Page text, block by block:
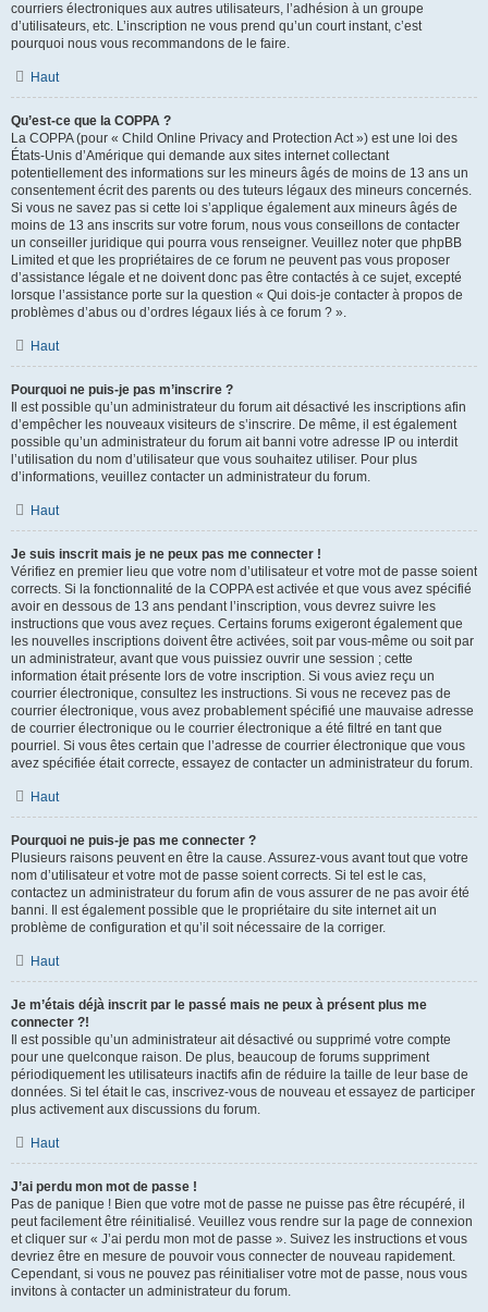
courriers électroniques aux autres utilisateurs, l’adhésion à un groupe
d’utilisateurs, etc. L’inscription ne vous prend qu’un court instant, c’est
pourquoi nous vous recommandons de le faire.
Haut
Qu’est-ce que la COPPA ?
La COPPA (pour « Child Online Privacy and Protection Act ») est une loi des
États-Unis d’Amérique qui demande aux sites internet collectant
potentiellement des informations sur les mineurs âgés de moins de 13 ans un
consentement écrit des parents ou des tuteurs légaux des mineurs concernés.
Si vous ne savez pas si cette loi s’applique également aux mineurs âgés de
moins de 13 ans inscrits sur votre forum, nous vous conseillons de contacter
un conseiller juridique qui pourra vous renseigner. Veuillez noter que phpBB
Limited et que les propriétaires de ce forum ne peuvent pas vous proposer
d’assistance légale et ne doivent donc pas être contactés à ce sujet, excepté
lorsque l’assistance porte sur la question « Qui dois-je contacter à propos de
problèmes d’abus ou d’ordres légaux liés à ce forum ? ».
Haut
Pourquoi ne puis-je pas m’inscrire ?
Il est possible qu’un administrateur du forum ait désactivé les inscriptions afin
d’empêcher les nouveaux visiteurs de s’inscrire. De même, il est également
possible qu’un administrateur du forum ait banni votre adresse IP ou interdit
l’utilisation du nom d’utilisateur que vous souhaitez utiliser. Pour plus
d’informations, veuillez contacter un administrateur du forum.
Haut
Je suis inscrit mais je ne peux pas me connecter !
Vérifiez en premier lieu que votre nom d’utilisateur et votre mot de passe soient
corrects. Si la fonctionnalité de la COPPA est activée et que vous avez spécifié
avoir en dessous de 13 ans pendant l’inscription, vous devrez suivre les
instructions que vous avez reçues. Certains forums exigeront également que
les nouvelles inscriptions doivent être activées, soit par vous-même ou soit par
un administrateur, avant que vous puissiez ouvrir une session ; cette
information était présente lors de votre inscription. Si vous aviez reçu un
courrier électronique, consultez les instructions. Si vous ne recevez pas de
courrier électronique, vous avez probablement spécifié une mauvaise adresse
de courrier électronique ou le courrier électronique a été filtré en tant que
pourriel. Si vous êtes certain que l’adresse de courrier électronique que vous
avez spécifiée était correcte, essayez de contacter un administrateur du forum.
Haut
Pourquoi ne puis-je pas me connecter ?
Plusieurs raisons peuvent en être la cause. Assurez-vous avant tout que votre
nom d’utilisateur et votre mot de passe soient corrects. Si tel est le cas,
contactez un administrateur du forum afin de vous assurer de ne pas avoir été
banni. Il est également possible que le propriétaire du site internet ait un
problème de configuration et qu’il soit nécessaire de la corriger.
Haut
Je m’étais déjà inscrit par le passé mais ne peux à présent plus me
connecter ?!
Il est possible qu’un administrateur ait désactivé ou supprimé votre compte
pour une quelconque raison. De plus, beaucoup de forums suppriment
périodiquement les utilisateurs inactifs afin de réduire la taille de leur base de
données. Si tel était le cas, inscrivez-vous de nouveau et essayez de participer
plus activement aux discussions du forum.
Haut
J’ai perdu mon mot de passe !
Pas de panique ! Bien que votre mot de passe ne puisse pas être récupéré, il
peut facilement être réinitialisé. Veuillez vous rendre sur la page de connexion
et cliquer sur « J’ai perdu mon mot de passe ». Suivez les instructions et vous
devriez être en mesure de pouvoir vous connecter de nouveau rapidement.
Cependant, si vous ne pouvez pas réinitialiser votre mot de passe, nous vous
invitons à contacter un administrateur du forum.